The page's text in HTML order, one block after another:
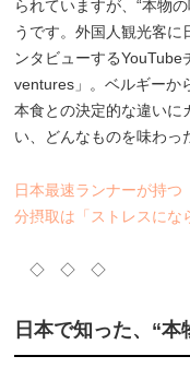
られていますが、“本物
うです。外国人観光客に
ンタビューする
ventures」。ベルギーか
本食との決定的な違いに
い、どんなものを味わっ
日本最速ランナーが持
分摂取は「ストレスに
◇ ◇ ◇
日本で知った、“本